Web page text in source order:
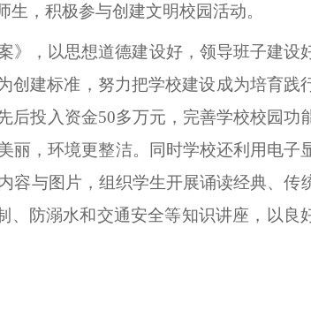
，积极参与创建文明校园活动。
》，以思想道德建设好，领导班子建设
创建标准，努力把学校建设成为培育践
后投入资金50多万元，完善学校校园功
丽，环境更整洁。同时学校还利用电子
容与图片，组织学生开展诵读经典、传
、防溺水和交通安全等知识讲座，以良